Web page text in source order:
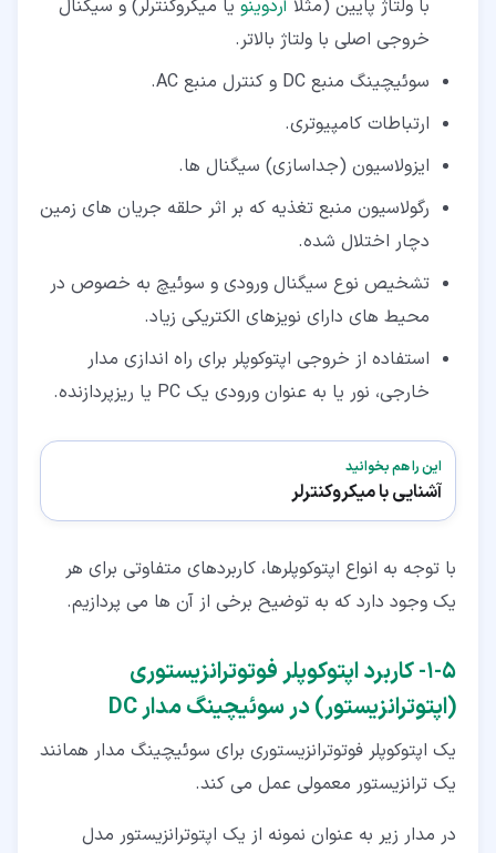
با ولتاژ پایین (مثلا آردوینو یا میکروکنترلر) و سیگنال
خروجی اصلی با ولتاژ بالاتر.
سوئیچینگ منبع DC و کنترل منبع AC.
ارتباطات کامپیوتری.
ایزولاسیون (جداسازی) سیگنال ها.
رگولاسیون منبع تغذیه که بر اثر حلقه جریان های زمین
دچار اختلال شده.
تشخیص نوع سیگنال ورودی و سوئیچ به خصوص در
محیط های دارای نویزهای الکتریکی زیاد.
استفاده از خروجی اپتوکوپلر برای راه اندازی مدار
خارجی، نور یا به عنوان ورودی یک PC یا ریزپردازنده.
این را هم بخوانید
آشنایی با میکروکنترلر
با توجه به انواع اپتوکوپلرها، کاربردهای متفاوتی برای هر
یک وجود دارد که به توضیح برخی از آن ها می پردازیم.
۵‏-‏۱‏- کاربرد اپتوکوپلر فوتوترانزیستوری
(اپتوترانزیستور) در سوئیچینگ مدار DC
یک اپتوکوپلر فوتوترانزیستوری برای سوئیچینگ مدار همانند
یک ترانزیستور معمولی عمل می کند.
در مدار زیر به عنوان نمونه از یک اپتوترانزیستور مدل